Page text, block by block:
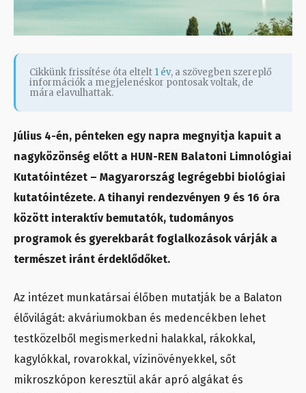
Cikkünk frissítése óta eltelt 1 év, a szövegben szereplő
információk a megjelenéskor pontosak voltak, de
mára elavulhattak.
Július 4-én, pénteken egy napra megnyitja kapuit a
nagyközönség előtt a HUN-REN Balatoni Limnológiai
Kutatóintézet – Magyarország legrégebbi biológiai
kutatóintézete. A tihanyi rendezvényen 9 és 16 óra
között interaktív bemutatók, tudományos
programok és gyerekbarát foglalkozások várják a
természet iránt érdeklődőket.
Az intézet munkatársai élőben mutatják be a Balaton
élővilágát: akváriumokban és medencékben lehet
testközelből megismerkedni halakkal, rákokkal,
kagylókkal, rovarokkal, vízinövényekkel, sőt
mikroszkópon keresztül akár apró algákat és